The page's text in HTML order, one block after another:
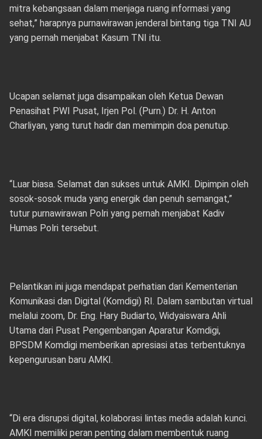
mitra kebangsaan dalam menjaga ruang informasi yang
sehat,” harapnya purnawirawan jenderal bintang tiga TNI AU
yang pernah menjabat Kasum TNI itu.
Ucapan selamat juga disampaikan oleh Ketua Dewan
Penasihat PWI Pusat, Irjen Pol. (Purn.) Dr. H. Anton
Charliyan, yang turut hadir dan memimpin doa penutup.
“Luar biasa. Selamat dan sukses untuk AMKI. Dipimpin oleh
sosok-sosok muda yang energik dan penuh semangat,”
tutur purnawirawan Polri yang pernah menjabat Kadiv
Humas Polri tersebut.
Pelantikan ini juga mendapat perhatian dari Kementerian
Komunikasi dan Digital (Komdigi) RI. Dalam sambutan virtual
melalui zoom, Dr. Eng. Hary Budiarto, Widyaiswara Ahli
Utama dari Pusat Pengembangan Aparatur Komdigi,
BPSDM Komdigi memberikan apresiasi atas terbentuknya
kepengurusan baru AMKI.
“Di era disrupsi digital, kolaborasi lintas media adalah kunci.
AMKI memiliki peran penting dalam membentuk ruang